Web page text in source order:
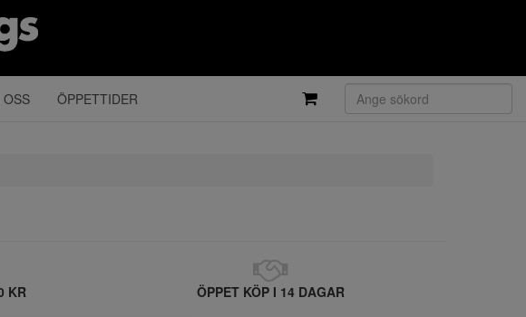
ÖPPETTIDER
KR ÖPPET KÖP I 14 DAGAR